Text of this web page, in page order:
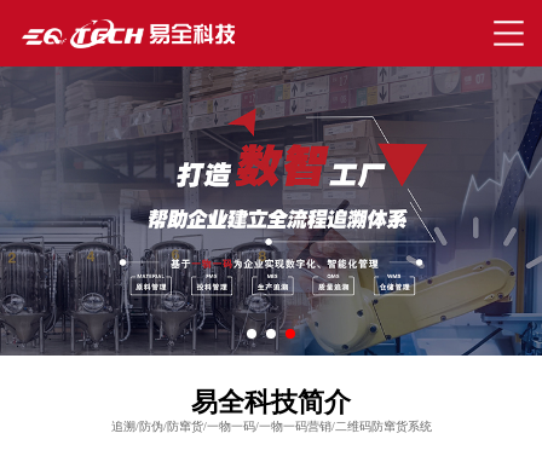
易全科技简介
追溯/防伪/防窜货/一物一码/一物一码营销/二维码防窜货系统